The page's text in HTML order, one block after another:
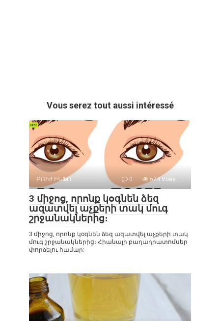
Vous serez tout aussi intéressé
ԲՈՒԺ ԻՆՖՈ 0 674 Vues :
3 միջոց, որոնք կօգնեն ձեզ
ազատվել աչքերի տակ մուգ
շրջանակներից։
3 միջոց, որոնք կօգնեն ձեզ ազատվել աչքերի տակ
մուգ շրջանակներից։ Հիանալի բաղադրատոմսեր
փորձելու համար: